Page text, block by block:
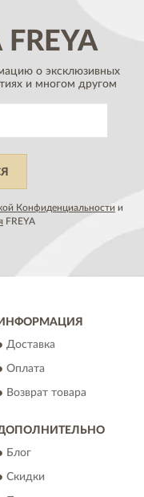
FREYA
о эксклюзивных
и многом другом
Конфиденциальности и
FREYA
ИНФОРМАЦИЯ
Доставка
Оплата
Возврат товара
Блог
Скидки